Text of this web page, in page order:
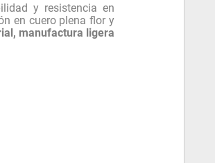
y resistencia en
en cuero plena flor y
manufactura ligera